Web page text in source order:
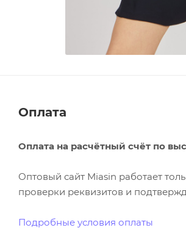
Оплата
Оплата на расчётный счёт по
Оптовый сайт Miasin работает
проверки реквизитов и
Подробные условия оплаты